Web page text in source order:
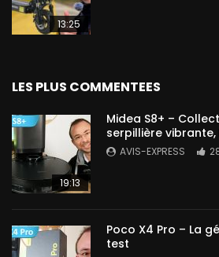
13:25
LES PLUS COMMENTEES
19:13
Midea S8+ –
serpillière vibrante,
AVIS-EXPRESS
Poco X4 Pro – La
test